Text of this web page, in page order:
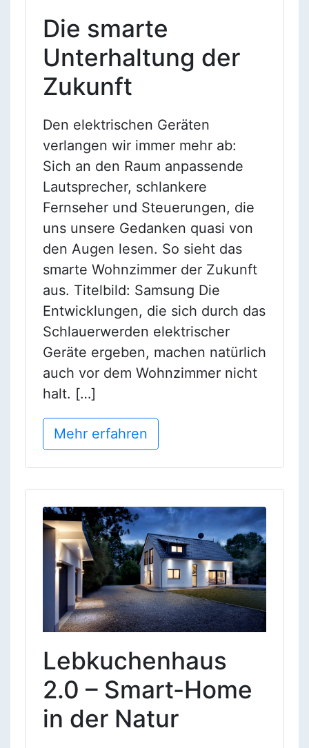
Die smarte
Unterhaltung der
Zukunft
Den elektrischen Geräten
verlangen wir immer mehr ab:
Sich an den Raum anpassende
Lautsprecher, schlankere
Fernseher und Steuerungen, die
uns unsere Gedanken quasi von
den Augen lesen. So sieht das
smarte Wohnzimmer der Zukunft
aus. Titelbild: Samsung Die
Entwicklungen, die sich durch das
Schlauerwerden elektrischer
Geräte ergeben, machen natürlich
auch vor dem Wohnzimmer nicht
halt. […]
Mehr erfahren
Lebkuchenhaus
2.0 – Smart-Home
in der Natur